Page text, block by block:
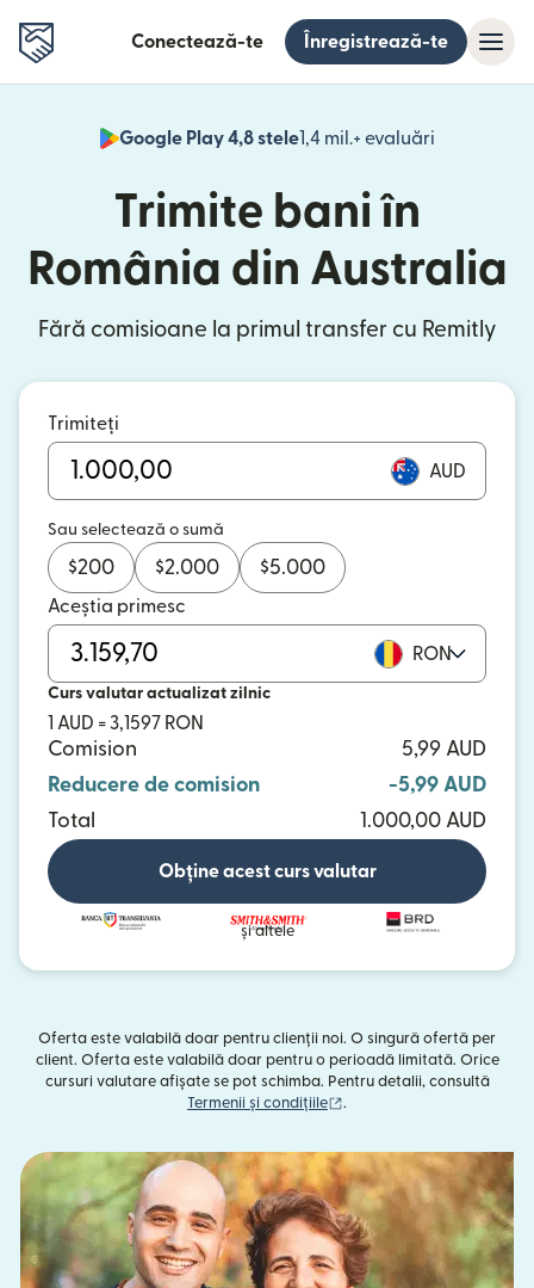
Conectează-te Înregistrează-te
Google Play 4,8 stele1,4 mil.+ evaluări
(se
Trimite bani în
România din Australia
Fără comisioane la primul transfer cu Remitly
Trimiteți
AUD
Sau selectează o sumă
$200 $2.000 $5.000
Aceștia primesc
RON
Curs valutar actualizat zilnic
1 AUD = 3,1597 RON
Comision
5,99 AUD
Reducere de comision
-5,99 AUD
Total
1.000,00 AUD
Obține acest curs valutar
și altele
Oferta este valabilă doar pentru clienții noi. O singură ofertă per
client. Oferta este valabilă doar pentru o perioadă limitată. Orice
cursuri valutare afișate se pot schimba. Pentru detalii, consultă
Termenii și condițiile
.